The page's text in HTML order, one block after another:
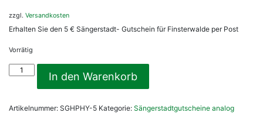
zzgl. Versandkosten
Erhalten Sie den 5 € Sängerstadt- Gutschein für Finsterwalde per Post
Vorrätig
Sängerstadtgutschein
Menge
In den Warenkorb
Artikelnummer: SGHPHY-5 Kategorie: Sängerstadtgutscheine analog